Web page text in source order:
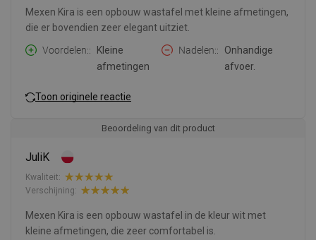
Mexen Kira is een opbouw wastafel met kleine afmetingen,
die er bovendien zeer elegant uitziet.
Voordelen:
Kleine
afmetingen
Nadelen:
Onhandige
afvoer.
Toon originele reactie
Beoordeling van dit product
JuliK
Kwaliteit:
Verschijning:
Mexen Kira is een opbouw wastafel in de kleur wit met
kleine afmetingen, die zeer comfortabel is.